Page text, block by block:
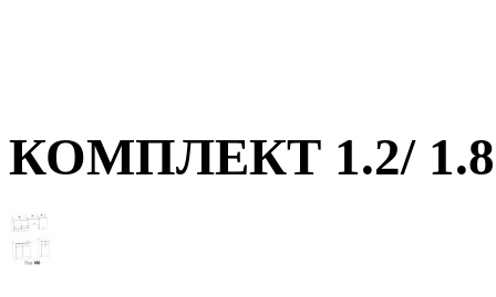
КОМПЛЕКТ 1.2/ 1.8